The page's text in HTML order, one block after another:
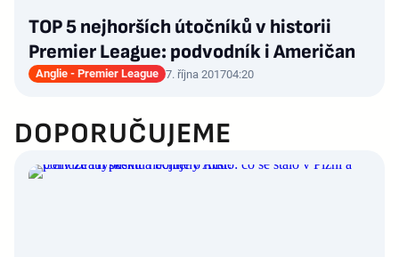
TOP 5 nejhorších útočníků v historii
Premier League: podvodník i Američan
Anglie - Premier League 7. října 201704:20
DOPORUČUJEME